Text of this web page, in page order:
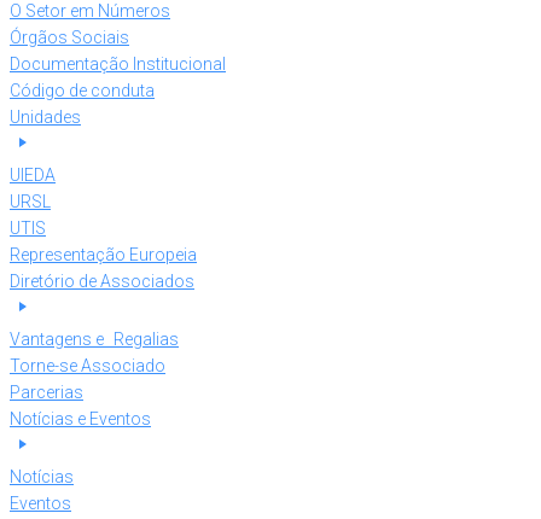
O Setor em Números
Órgãos Sociais
Documentação Institucional
Código de conduta
Unidades
UIEDA
URSL
UTIS
Representação Europeia
Diretório de Associados
Vantagens e Regalias
Torne-se Associado
Parcerias
Notícias e Eventos
Notícias
Eventos